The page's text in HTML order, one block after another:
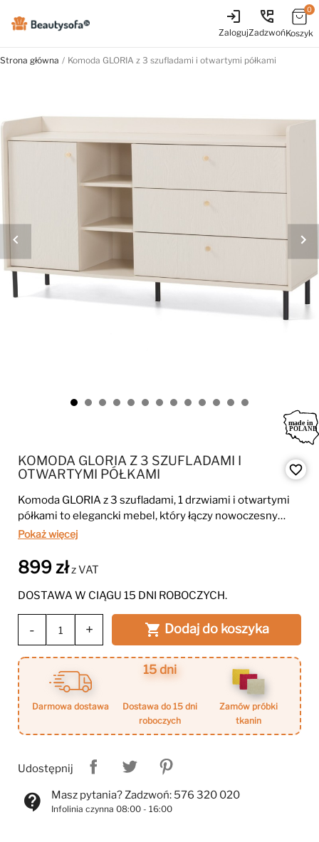
login
Zaloguj
perm_phone_msg
Zadzwoń
0
Koszyk
Strona główna Komoda GLORIA z 3 szufladami i otwartymi półkami
KOMODA GLORIA Z 3 SZUFLADAMI I
OTWARTYMI PÓŁKAMI
Komoda GLORIA z 3 szufladami, 1 drzwiami i otwartymi
półkami to elegancki mebel, który łączy nowoczesny
design z funkcjonalnym przechowywaniem. Naturalna
luksusowy charakter.
Pokaż więcej
899 złz VAT
DOSTAWA W CIĄGU 15 DNI ROBOCZYCH.
- +  Dodaj do koszyka
darmowa dostawa
15 dni
dostawa do 15 dni
roboczych
zamów próbki
tkanin
Udostępnij
favorite_border
contact_support Masz pytania? Zadzwoń: 576 320 020
Infolinia czynna 08:00 - 16:00